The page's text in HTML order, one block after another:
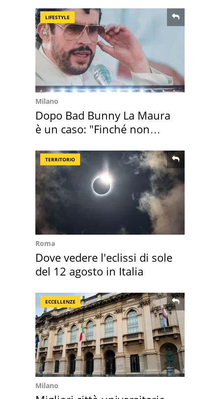
LIFESTYLE
Milano
Dopo Bad Bunny La Maura
è un caso: "Finché non
TERRITORIO
Roma
Dove vedere l'eclissi di sole
del 12 agosto in Italia
ECCELLENZE
Milano